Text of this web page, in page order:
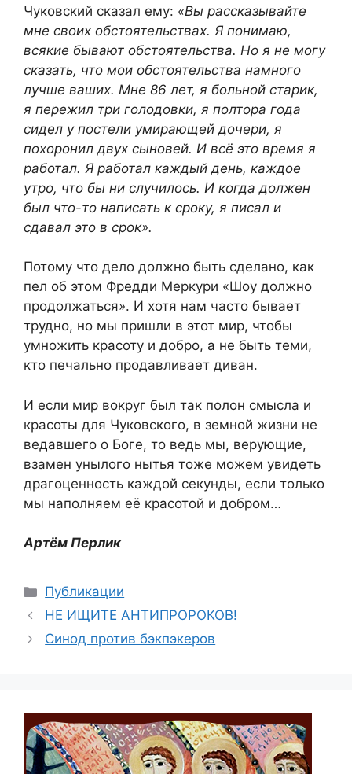
Чуковский сказал ему: «Вы рассказывайте
мне своих обстоятельствах. Я понимаю,
всякие бывают обстоятельства. Но я не могу
сказать, что мои обстоятельства намного
лучше ваших. Мне 86 лет, я больной старик,
я пережил три голодовки, я полтора года
сидел у постели умирающей дочери, я
похоронил двух сыновей. И всё это время я
работал. Я работал каждый день, каждое
утро, что бы ни случилось. И когда должен
был что-то написать к сроку, я писал и
сдавал это в срок».
Потому что дело должно быть сделано, как
пел об этом Фредди Меркури «Шоу должно
продолжаться». И хотя нам часто бывает
трудно, но мы пришли в этот мир, чтобы
умножить красоту и добро, а не быть теми,
кто печально продавливает диван.
И если мир вокруг был так полон смысла и
красоты для Чуковского, в земной жизни не
ведавшего о Боге, то ведь мы, верующие,
взамен унылого нытья тоже можем увидеть
драгоценность каждой секунды, если только
мы наполняем её красотой и добром…
Артём Перлик
Рубрики
Публикации
НЕ ИЩИТЕ АНТИПРОРОКОВ!
Синод против бэкпэкеров